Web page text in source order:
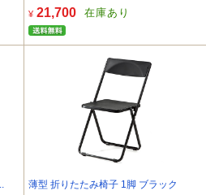
¥ 21,700 在庫あり
薄型 折りたたみ椅子 1脚 ブラック